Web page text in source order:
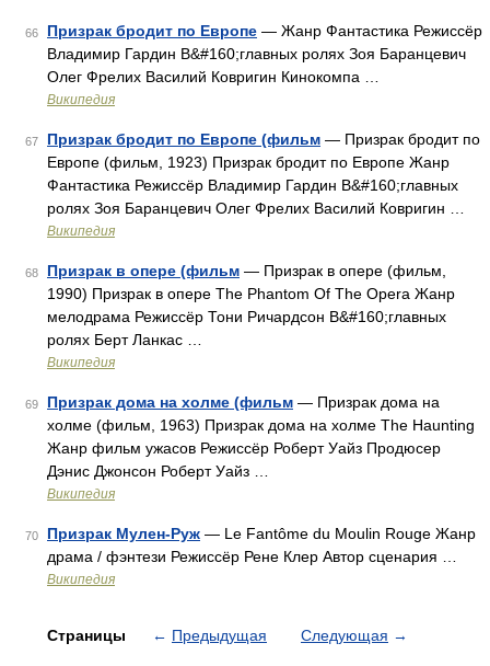
66 Призрак бродит по Европе — Жанр Фантастика Режиссёр
Владимир Гардин В&#160;главных ролях Зоя Баранцевич
Олег Фрелих Василий Ковригин Кинокомпа …
Википедия
67 Призрак бродит по Европе (фильм — Призрак бродит по
Европе (фильм, 1923) Призрак бродит по Европе Жанр
Фантастика Режиссёр Владимир Гардин В&#160;главных
ролях Зоя Баранцевич Олег Фрелих Василий Ковригин …
Википедия
68 Призрак в опере (фильм — Призрак в опере (фильм,
1990) Призрак в опере The Phantom Of The Opera Жанр
мелодрама Режиссёр Тони Ричардсон В&#160;главных
ролях Берт Ланкас …
Википедия
69 Призрак дома на холме (фильм — Призрак дома на
холме (фильм, 1963) Призрак дома на холме The Haunting
Жанр фильм ужасов Режиссёр Роберт Уайз Продюсер
Дэнис Джонсон Роберт Уайз …
Википедия
70 Призрак Мулен-Руж — Le Fantôme du Moulin Rouge Жанр
драма / фэнтези Режиссёр Рене Клер Автор сценария …
Википедия
Страницы ← Предыдущая Следующая →